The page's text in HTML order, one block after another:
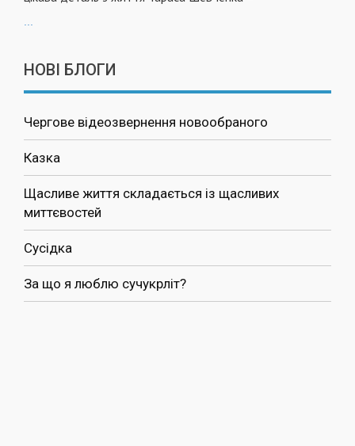
НОВІ БЛОГИ
Чергове відеозвернення новообраного
Казка
Щасливе життя складається із щасливих
миттєвостей
Сусідка
За що я люблю сучукрліт?